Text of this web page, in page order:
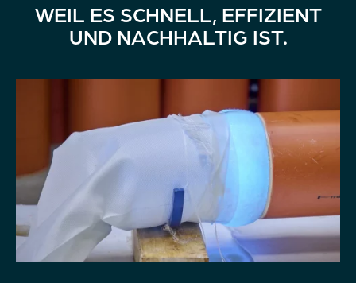
WEIL ES SCHNELL, EFFIZIENT
UND NACHHALTIG IST.